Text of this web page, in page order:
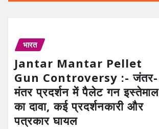
भारत
Jantar Mantar Pellet
Gun Controversy :- जंतर-
मंतर प्रदर्शन में पैलेट गन इस्तेमाल
का दावा, कई प्रदर्शनकारी और
पत्रकार घायल